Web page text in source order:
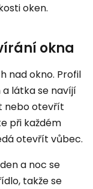
oken.
okna
nad okno. Profil
a látka se navíjí
nebo otevřít
při každém
otevřít vůbec.
a noc se
takže se